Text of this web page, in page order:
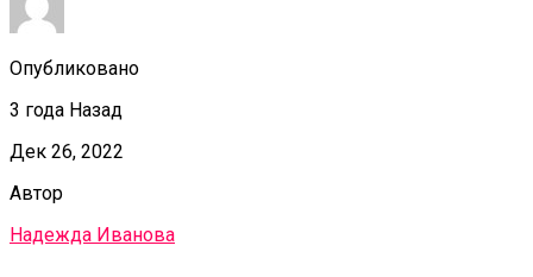
Опубликовано
3 года Назад
Дек 26, 2022
Автор
Надежда Иванова